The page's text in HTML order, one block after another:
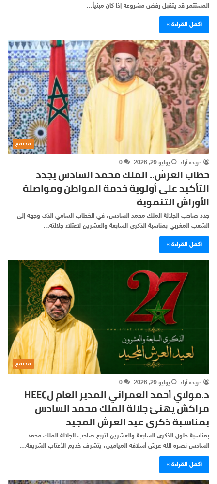
المستثمر قد يتقبل رفض مشروعه إذا كان مبنياً…
أكمل القراءة »
مجتمع
جريدة آراء يوليو 29, 2026 0
خطاب العرش.. الملك محمد السادس يجدد
التأكيد على أولوية خدمة المواطن ومواصلة
الأوراش التنموية
جدد صاحب الجلالة الملك محمد السادس، في الخطاب السامي الذي وجهه إلى
الشعب المغربي بمناسبة الذكرى السابعة والعشرين لاعتلاء جلالته…
أكمل القراءة »
مجتمع
جريدة آراء يوليو 29, 2026 0
د.مولاي أحمد العمراني المدير العام لHEEC
مراكش يهنئ جلالة الملك محمد السادس
بمناسبة ذكرى عيد العرش المجيد
بمناسبة حلول الذكرى السابعة والعشرين لتربع صاحب الجلالة الملك محمد
السادس نصره الله عرش أسلافه الميامين، يتشرف خديم الأعتاب الشريفة…
أكمل القراءة »